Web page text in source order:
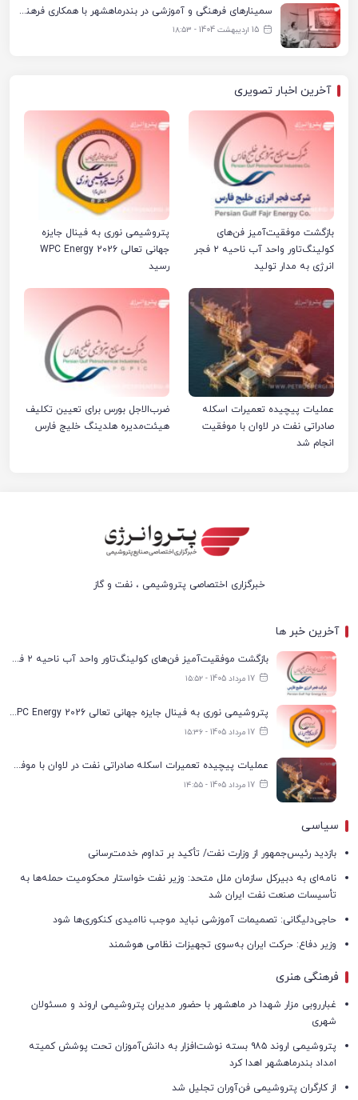
سمینارهای فرهنگی و آموزشی در بندرماهشهر با همکاری فرهنگ‌سرای پتروشیمی مارون
15 اردیبهشت 1404 - ۱۸:۵۳
آخرین اخبار تصویری
بازگشت موفقیت‌آمیز فن‌های
کولینگ‌تاور واحد آب ناحیه ۲ فجر
انرژی به مدار تولید
پتروشیمی نوری به فینال جایزه
جهانی تعالی WPC Energy 2026
رسید
عملیات پیچیده تعمیرات اسکله
صادراتی نفت در لاوان با موفقیت
انجام شد
ضرب‌الاجل بورس برای تعیین تکلیف
هیئت‌مدیره هلدینگ خلیج فارس
خبرگزاری اختصاصی پتروشیمی ، نفت و گاز
آخرین خبر ها
بازگشت موفقیت‌آمیز فن‌های کولینگ‌تاور واحد آب ناحیه ۲ فجر انرژی به مدار تولید
17 مرداد 1405 - ۱۵:۵۲
پتروشیمی نوری به فینال جایزه جهانی تعالی WPC Energy 2026 رسید
17 مرداد 1405 - ۱۵:۳۶
عملیات پیچیده تعمیرات اسکله صادراتی نفت در لاوان با موفقیت انجام شد
17 مرداد 1405 - ۱۴:۵۵
سیاسی
بازدید رئیس‌جمهور از وزارت نفت/ تأکید بر تداوم خدمت‌رسانی
نامه‌ای به دبیرکل سازمان ملل متحد: وزیر نفت خواستار محکومیت حمله‌ها به
تأسیسات صنعت نفت ایران شد
حاجی‌دلیگانی: تصمیمات آموزشی نباید موجب ناامیدی کنکوری‌ها شود
وزیر دفاع: حرکت ایران به‌سوی تجهیزات نظامی هوشمند
فرهنگی هنری
غبارروبی مزار شهدا در ماهشهر با حضور مدیران پتروشیمی اروند و مسئولان
شهری
پتروشیمی اروند ۹۸۵ بسته نوشت‌افزار به دانش‌آموزان تحت پوشش کمیته
امداد بندرماهشهر اهدا کرد
از کارگران پتروشیمی فن‌آوران تجلیل شد